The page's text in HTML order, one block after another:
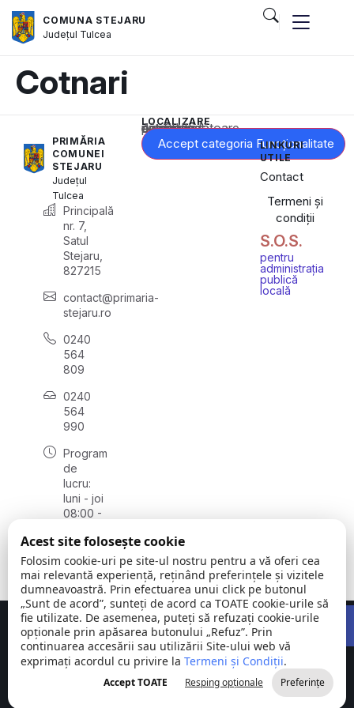
COMUNA STEJARU
Județul Tulcea
Cotnari
PRIMĂRIA
COMUNEI
STEJARU
Județul
Tulcea
Principală
nr. 7,
Satul
Stejaru,
827215
contact@primaria-
stejaru.ro
0240
564
809
0240
564
990
Program
de
lucru:
luni - joi
08:00 -
vineri
08:00 -
14:00
LOCALIZARE
Acest conținut este blocat până când acceptați categoria corespunzătoare de cookie-uri.
Accept categoria Funcționalitate
LINKURI
UTILE
Contact
Termeni și
condiții
S.O.S.
pentru
administrația
publică
locală
Comuna
Stejaru |
județul Tulcea
©
2026
Toate
drepturile
rezervate
Concept realizat deBig Media Relații Publice SRL
Acest site folosește cookie
Folosim cookie-uri pe site-ul nostru pentru a vă oferi cea
mai relevantă experiență, reținând preferințele și vizitele
dumneavoastră. Prin efectuarea unui click pe butonul
„Sunt de acord”, sunteți de acord ca TOATE cookie-urile să
fie utilizate. De asemenea, puteți să refuzați cookie-urile
opționale prin apăsarea butonului „Refuz”. Prin
continuarea accesării sau utilizării Site-ului web vă
exprimați acordul cu privire la Termeni și Condiții.
Accept TOATE Resping opționale Preferințe